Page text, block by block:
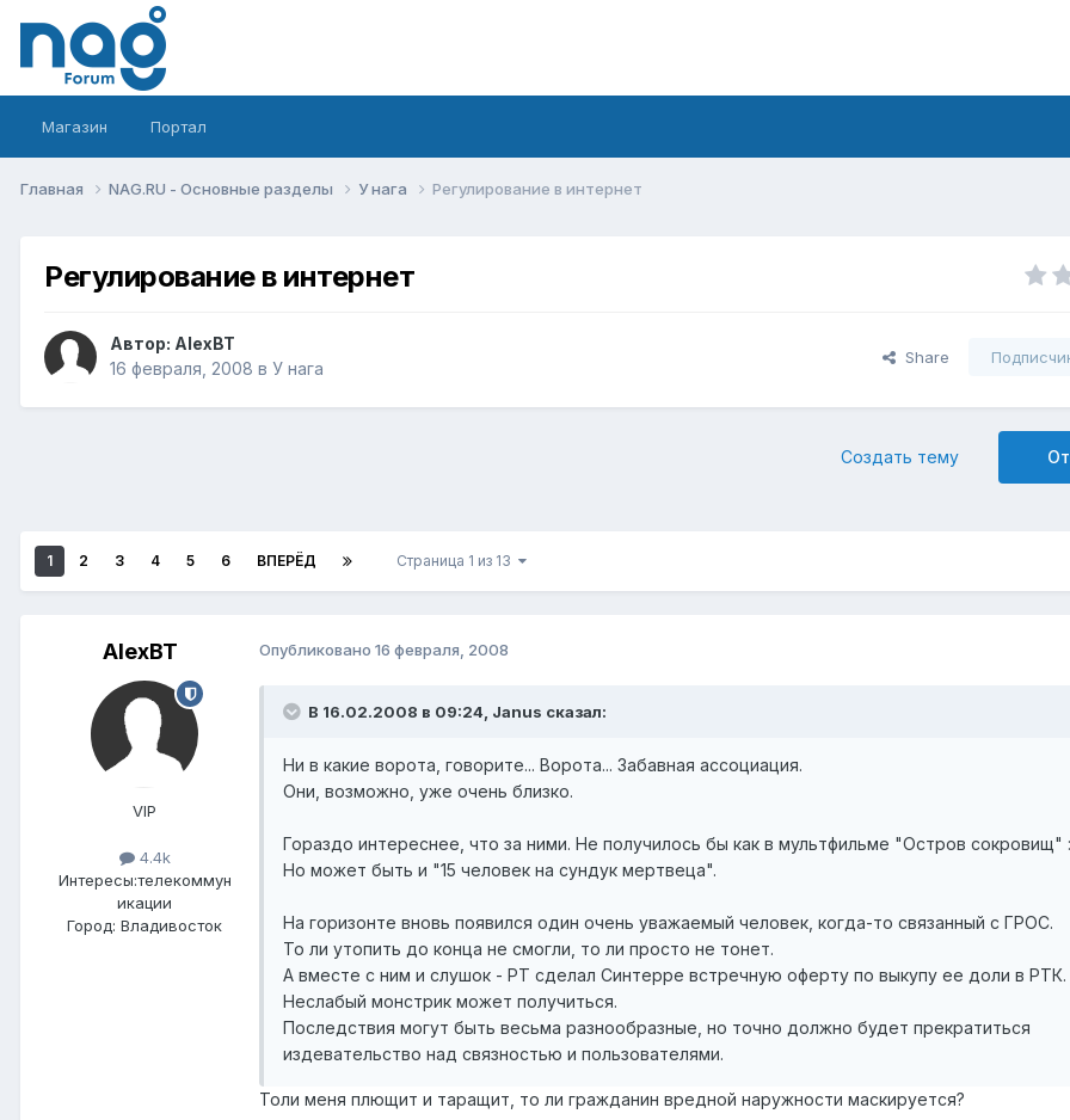
Магазин Портал
Главная NAG.RU - Основные разделы У нага Регулирование в интернет
Регулирование в интернет
Автор: AlexBT
16 февраля, 2008 в У нага
Share
Создать тему
1 2 3 4 5 6 ВПЕРЁД Страница 1 из 13
AlexBT
VIP
4.4k
Интересы:телекоммун
икации
Город: Владивосток
Опубликовано 16 февраля, 2008
В 16.02.2008 в 09:24, Janus сказал:
Ни в какие ворота, говорите... Ворота... Забавная ассоциация.
Они, возможно, уже очень близко.
Гораздо интереснее, что за ними. Не получилось бы как в мультфильме "Остров сокровищ"
Но может быть и "15 человек на сундук мертвеца".
На горизонте вновь появился один очень уважаемый человек, когда-то связанный с ГРОС.
То ли утопить до конца не смогли, то ли просто не тонет.
А вместе с ним и слушок - РТ сделал Синтерре встречную оферту по выкупу ее доли в РТК.
Неслабый монстрик может получиться.
Последствия могут быть весьма разнообразные, но точно должно будет прекратиться
издевательство над связностью и пользователями.
Толи меня плющит и таращит, то ли гражданин вредной наружности маскируется?